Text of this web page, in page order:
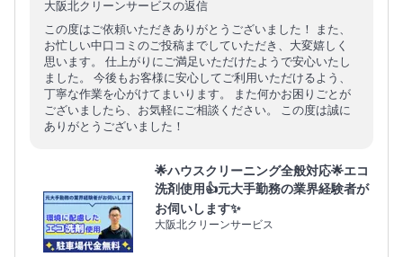
大阪北クリーンサービスの返信
この度はご依頼いただきありがとうございました！ また、
お忙しい中口コミのご投稿までしていただき、大変嬉しく
思います。 仕上がりにご満足いただけたようで安心いたし
ました。 今後もお客様に安心してご利用いただけるよう、
丁寧な作業を心がけてまいります。 また何かお困りごとが
ございましたら、お気軽にご相談ください。 この度は誠に
ありがとうございました！
🌟ハウスクリーニング全般対応🌟エコ
洗剤使用👍元大手勤務の業界経験者が
お伺いします✨
大阪北クリーンサービス